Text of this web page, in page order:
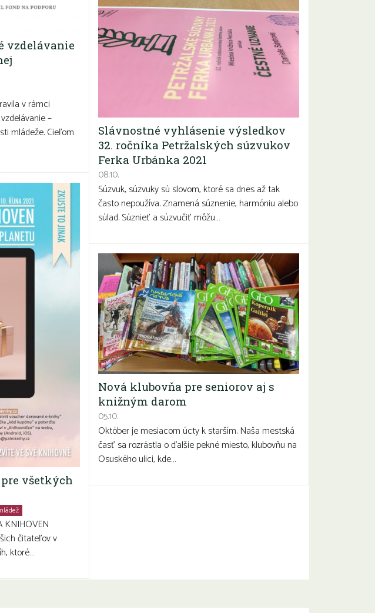
vzdelávanie
v rámci
–
mládeže. Cieľom
Slávnostné vyhlásenie výsledkov
32. ročníka Petržalských súzvukov
Ferka Urbánka 2021
08.10.
Súzvuk, súzvuky sú slovom, ktoré sa dnes až tak
často nepoužíva. Znamená súznenie, harmóniu alebo
súlad. Súznieť a súzvučiť môžu…
všetkých
KNIHOVEN
čitateľov v
ktoré…
Nová klubovňa pre seniorov aj s
knižným darom
05.10.
Október je mesiacom úcty k starším. Naša mestská
časť sa rozrástla o ďalšie pekné miesto, klubovňu na
Osuského ulici, kde…